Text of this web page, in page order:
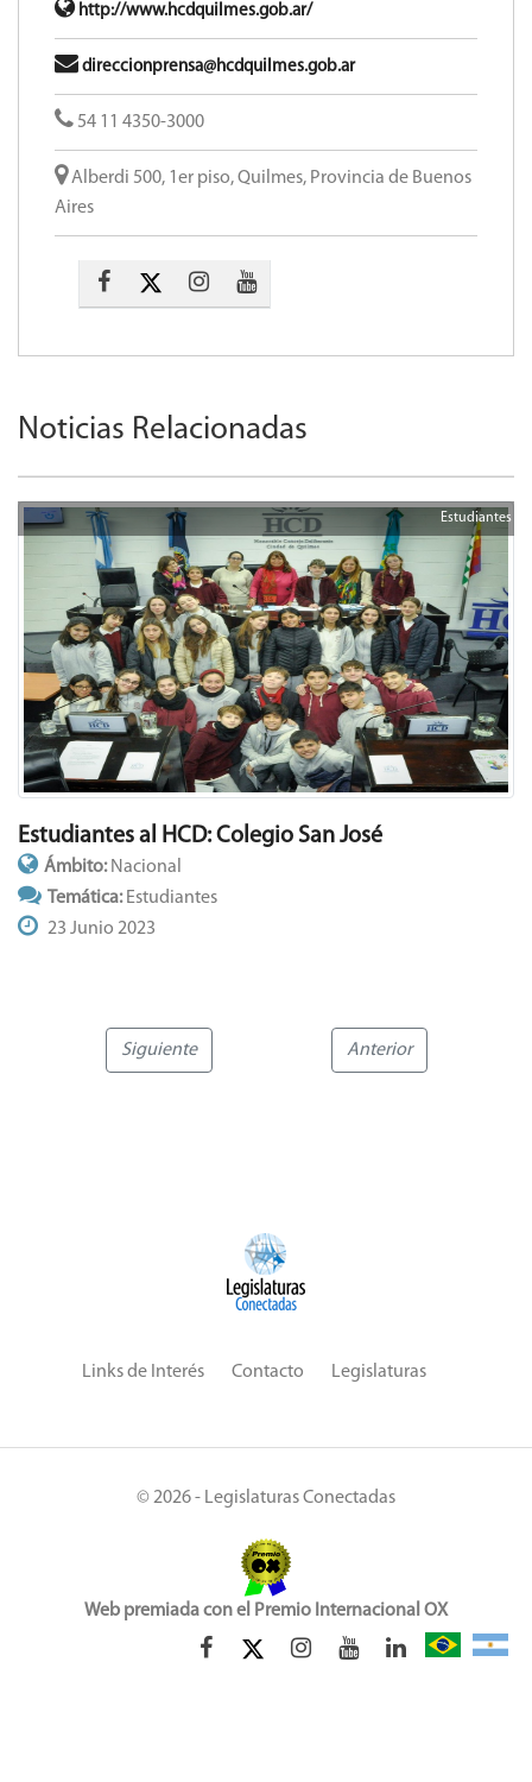
http://www.hcdquilmes.gob.ar/
direccionprensa@hcdquilmes.gob.ar
54 11 4350-3000
Alberdi 500, 1er piso, Quilmes, Provincia de Buenos
Aires
Noticias Relacionadas
Estudiantes
Estudiantes al HCD: Colegio San José
Ámbito: Nacional
Temática: Estudiantes
23 Junio 2023
Siguiente Anterior
Links de Interés Contacto Legislaturas
© 2026 - Legislaturas Conectadas
Web premiada con el Premio Internacional OX